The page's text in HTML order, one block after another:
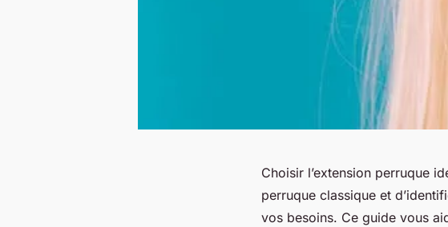
Choisir l’extension perruque
perruque classique et
vos besoins. Ce guide vous